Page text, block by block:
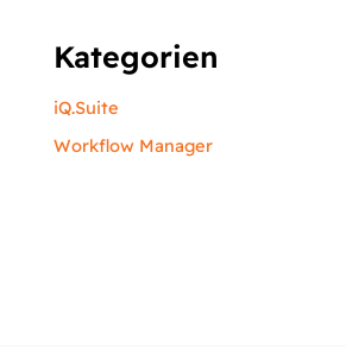
Kategorien
iQ.Suite
Workflow Manager